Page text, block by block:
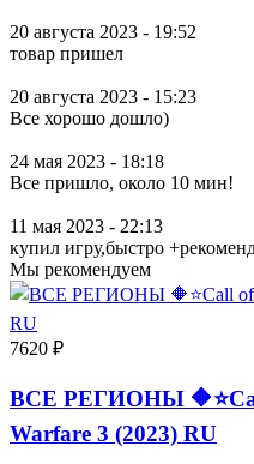
20 августа 2023 - 19:52
товар пришел
20 августа 2023 - 15:23
Все хорошо дошло)
24 мая 2023 - 18:18
Все пришло, около 10 мин!
11 мая 2023 - 22:13
купил игру,быстро
Мы рекомендуем
7620 ₽
ВСЕ РЕГИОНЫ
Warfare 3 (2023) RU